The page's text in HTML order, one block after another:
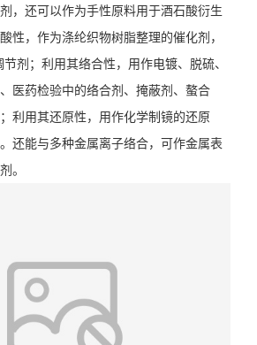
，还可以作为手性原料用于酒石酸衍生
性，作为涤纶织物树脂整理的催化剂，
剂；利用其络合性，用作电镀、脱硫、
医药检验中的络合剂、掩蔽剂、螯合
利用其还原性，用作化学制镜的还原
还能与多种金属离子络合，可作金属表
。